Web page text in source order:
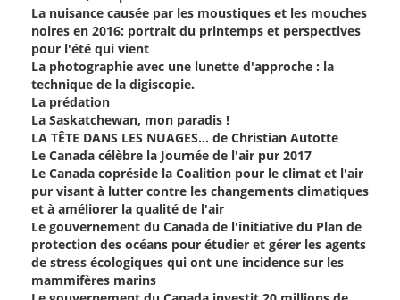
La nuisance causée par les moustiques et les mouches
noires en 2016: portrait du printemps et perspectives
pour l'été qui vient
La photographie avec une lunette d'approche : la
technique de la digiscopie.
La prédation
La Saskatchewan, mon paradis !
LA TÊTE DANS LES NUAGES… de Christian Autotte
Le Canada célèbre la Journée de l'air pur 2017
Le Canada copréside la Coalition pour le climat et l'air
pur visant à lutter contre les changements climatiques
et à améliorer la qualité de l'air
Le gouvernement du Canada de l'initiative du Plan de
protection des océans pour étudier et gérer les agents
de stress écologiques qui ont une incidence sur les
mammifères marins